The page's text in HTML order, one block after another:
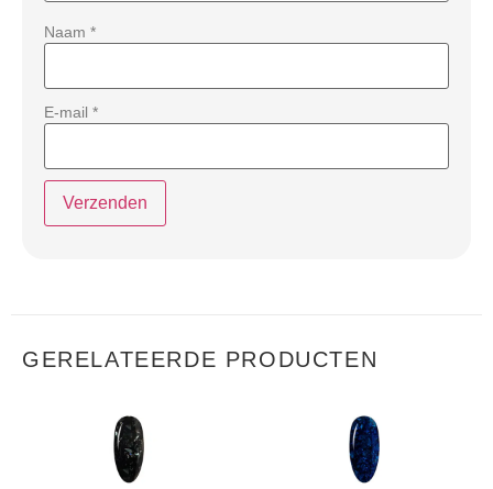
Naam *
E-mail *
GERELATEERDE PRODUCTEN